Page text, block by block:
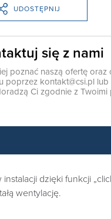
UDOSTĘPNIJ
się z nami
poznać naszą ofertę oraz
poprzez kontakt@csi.pl lub
Ci zgodnie z Twoimi
dzięki funkcji
wentylację.